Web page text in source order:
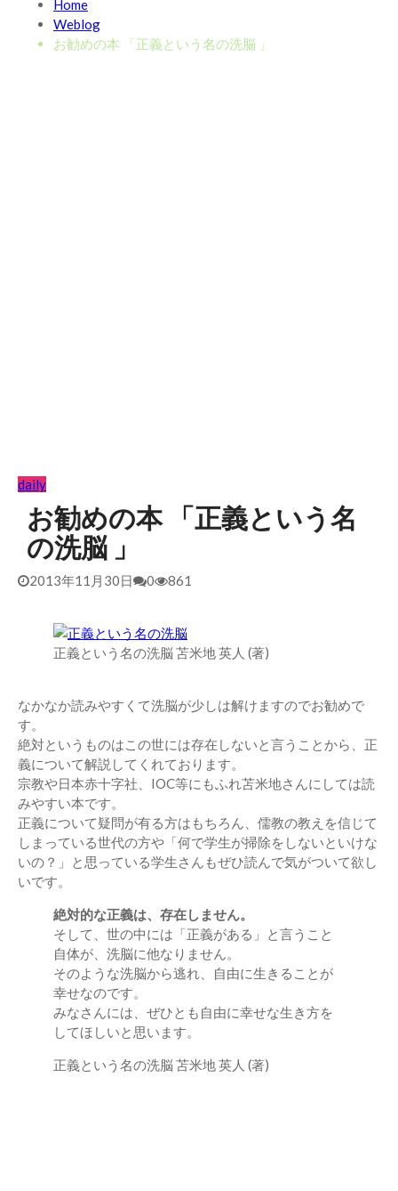
2026/7/28 御前崎方面 よれ入ったダンパー多め
28日
2026/6/4 静波 風弱く見た目よりできました
Home
Weblog
お勧めの本 「正義という名の洗脳 」
daily
お勧めの本 「正義という名
の洗脳 」
2013年11月30日 0 861
正義という名の洗脳 苫米地 英人 (著)
なかなか読みやすくて洗脳が少しは解けますのでお勧めで
す。
絶対というものはこの世には存在しないと言うことから、正
義について解説してくれております。
宗教や日本赤十字社、IOC等にもふれ苫米地さんにしては読
みやすい本です。
正義について疑問が有る方はもちろん、儒教の教えを信じて
しまっている世代の方や「何で学生が掃除をしないといけな
いの？」と思っている学生さんもぜひ読んで気がついて欲し
いです。
絶対的な正義は、存在しません。
そして、世の中には「正義がある」と言うこと
自体が、洗脳に他なりません。
そのような洗脳から逃れ、自由に生きることが
幸せなのです。
みなさんには、ぜひとも自由に幸せな生き方を
してほしいと思います。
正義という名の洗脳 苫米地 英人 (著)